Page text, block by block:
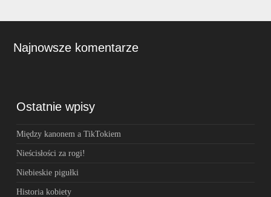
Najnowsze komentarze
Ostatnie wpisy
Między kanonem a TikTokiem
Nieścisłości za rogi!
Niebieskie pigułki
Historia kobiety